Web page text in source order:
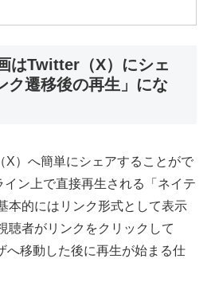
はTwitter（X）にシェ
ク遷移後の再生」にな
X）へ簡単にシェアすることがで
ン上で直接再生される「ネイテ
本的にはリンク形式として表示
聴者がリンクをクリックして
へ移動した後に再生が始まる仕